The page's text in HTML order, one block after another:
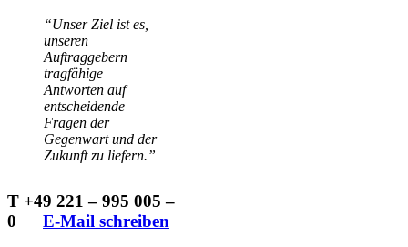
“Unser Ziel ist es,
unseren
Auftraggebern
tragfähige
Antworten auf
entscheidende
Fragen der
Gegenwart und der
Zukunft zu liefern.”
T +49 221 – 995 005 –
0
E-Mail schreiben